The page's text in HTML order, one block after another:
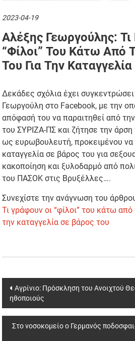
2023-04-19
Αλέξης Γεωργούλης:
“φίλοι” Του Κάτω Από
Του Για Την
Δεκάδες σχόλια έχει
Γεωργούλη στο Facebook, με την
απόφασή του να παραιτηθεί από
του ΣΥΡΙΖΑ-ΠΣ και ζήτησε την άρση
ως ευρωβουλευτή, προκειμένου να
καταγγελία σε βάρος του για
κακοποίηση και ξυλοδαρμό από
του ΠΑΣΟΚ στις Βρυξέλλες….
Συνεχίστε την ανάγνωση του
Τι γράφουν οι “φίλοι” του κάτω
την καταγγελία σε βάρος του
Post
navigation
Αγρίνιο: Πρόσκληση του Ανοιχτού
ηθοποιούς
Στο νοσοκομείο ο Γερμανός